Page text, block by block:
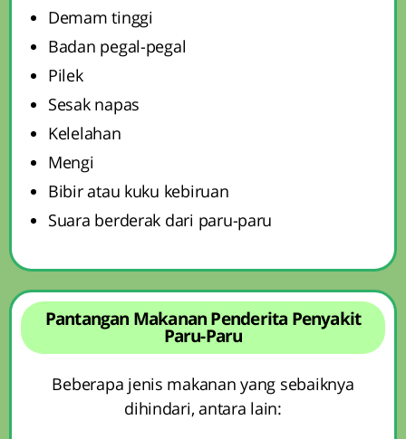
Demam tinggi
Badan pegal-pegal
Pilek
Sesak napas
Kelelahan
Mengi
Bibir atau kuku kebiruan
Suara berderak dari paru-paru
Pantangan Makanan Penderita Penyakit
Paru-Paru
Beberapa jenis makanan yang sebaiknya
dihindari, antara lain: